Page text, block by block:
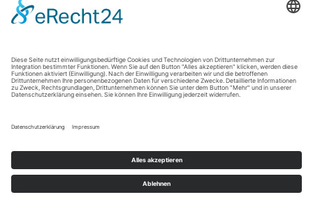
IMPRESSUM
WIDERRUFSBELEHRUNG
+49 30 - 28 44 519 - 20
INFO@IBB-IMMO.DE